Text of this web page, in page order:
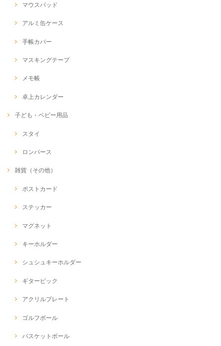
マウスパッド
アルミ缶ケース
手帳カバー
マスキングテープ
メモ帳
卓上カレンダー
子ども・ベビー用品
スタイ
ロンパース
雑貨（その他）
ポストカード
ステッカー
マグネット
キーホルダー
シュシュキーホルダー
ギターピック
アクリルプレート
ゴルフボール
バスケットボール